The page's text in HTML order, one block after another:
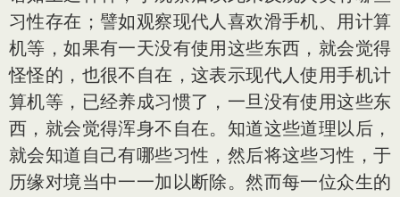
习性存在；譬如观察现代人喜欢滑手机、用计算
机等，如果有一天没有使用这些东西，就会觉得
怪怪的，也很不自在，这表示现代人使用手机计
算机等，已经养成习惯了，一旦没有使用这些东
西，就会觉得浑身不自在。知道这些道理以后，
就会知道自己有哪些习性，然后将这些习性，于
历缘对境当中一一加以断除。然而每一位众生的